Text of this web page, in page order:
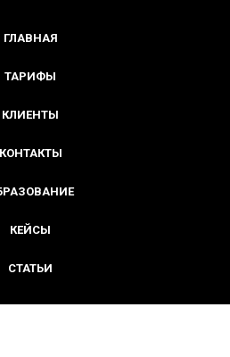
ГЛАВНАЯ
ТАРИФЫ
КЛИЕНТЫ
КОНТАКТЫ
КЕЙСЫ
СТАТЬИ